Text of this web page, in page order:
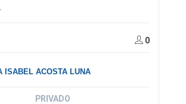
0
ISABEL ACOSTA LUNA
PRIVADO